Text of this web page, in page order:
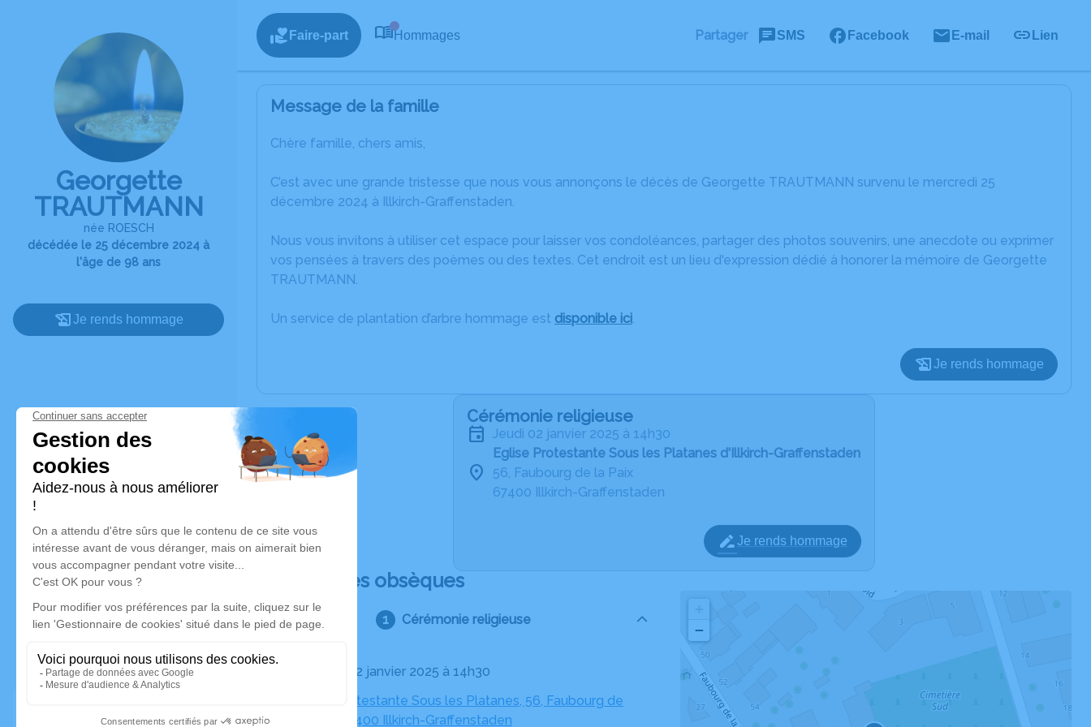
Georgette
TRAUTMANN
née ROESCH
décédée le 25 décembre 2024 à
l'âge de 98 ans
Je rends hommage
Faire-part Hommages Partager SMS Facebook E-mail Lien
Message de la famille
Chère famille, chers amis,
C’est avec une grande tristesse que nous vous annonçons le décès de Georgette TRAUTMANN survenu le mercredi 25
décembre 2024 à Illkirch-Graffenstaden.
Nous vous invitons à utiliser cet espace pour laisser vos condoléances, partager des photos souvenirs, une anecdote ou exprimer
vos pensées à travers des poèmes ou des textes. Cet endroit est un lieu d'expression dédié à honorer la mémoire de Georgette
TRAUTMANN.
Un service de plantation d’arbre hommage est disponible ici.
Je rends hommage
Cérémonie religieuse
jeudi 02 janvier 2025 à 14h30
Eglise Protestante Sous les Platanes d'Illkirch-Graffenstaden
56, Faubourg de la Paix
67400 Illkirch-Graffenstaden
Je rends hommage
Déroulé des obsèques
Cérémonie religieuse
Le jeudi 02 janvier 2025 à 14h30
Eglise Protestante Sous les Platanes, 56, Faubourg de
la Paix, 67400 Illkirch-Graffenstaden
−